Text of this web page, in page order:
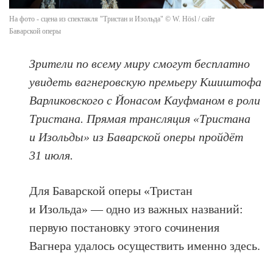
На фото - сцена из спектакля "Тристан и Изольда" © W. Hösl / сайт
Баварской оперы
Зрители по всему миру смогут бесплатно
увидеть вагнеровскую премьеру Кшиштофа
Варликовского с Йонасом Кауфманом в роли
Тристана. Прямая трансляция «Тристана
и Изольды» из Баварской оперы пройдёт
31 июля.
Для Баварской оперы «Тристан
и Изольда» — одно из важных названий:
первую постановку этого сочинения
Вагнера удалось осуществить именно здесь.